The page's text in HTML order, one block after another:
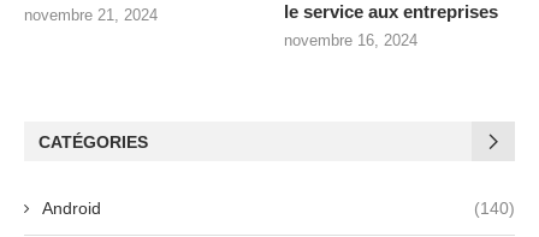
novembre 21, 2024
le service aux entreprises
novembre 16, 2024
CATÉGORIES
Android (140)